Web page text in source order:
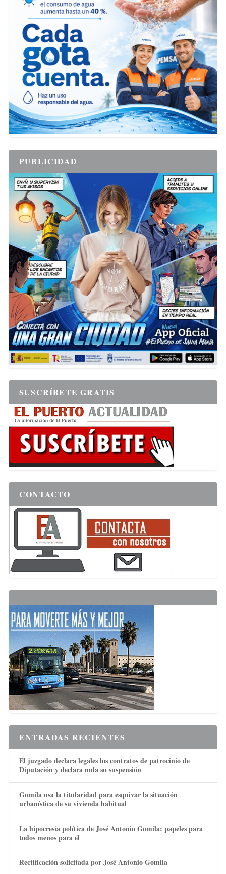
PUBLICIDAD
SUSCRÍBETE GRATIS
CONTACTO
ENTRADAS RECIENTES
El juzgado declara legales los contratos de patrocinio de
Diputación y declara nula su suspensión
Gomila usa la titularidad para esquivar la situación
urbanística de su vivienda habitual
La hipocresía política de José Antonio Gomila: papeles para
todos menos para él
Rectificación solicitada por José Antonio Gomila